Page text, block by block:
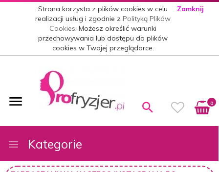
Strona korzysta z plików cookies w celu
realizacji usług i zgodnie zPolityką Plików
Cookies. Możesz określić warunki
przechowywania lub dostępu do plików
cookies w Twojej przeglądarce.
Zamknij
0
Kategorie